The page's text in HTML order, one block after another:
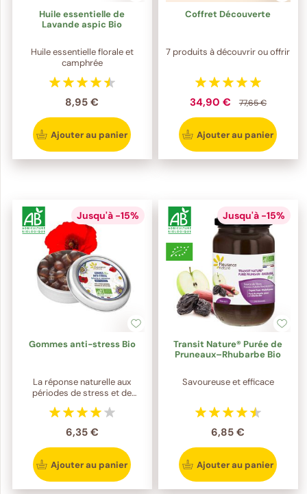
Huile essentielle de
Lavande aspic Bio
Huile essentielle florale et
camphrée
8,95 €
Ajouter au panier
Coffret Découverte
7 produits à découvrir ou offrir
34,90 € 77,65 €
Ajouter au panier
Jusqu'à -15%
Gommes anti-stress Bio
La réponse naturelle aux
périodes de stress et de
6,35 €
Ajouter au panier
Jusqu'à -15%
Transit Nature® Purée de
Pruneaux–Rhubarbe Bio
Savoureuse et efficace
6,85 €
Ajouter au panier